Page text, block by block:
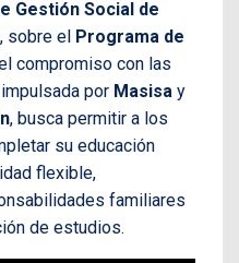
Gestión Social de
, sobre el Programa de
compromiso con las
por Masisa y
, busca permitir a los
su educación
flexible,
familiares
de estudios.